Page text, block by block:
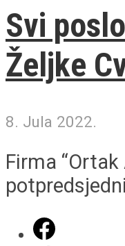
Svi
Željke
8. Jula 2022.
Firma